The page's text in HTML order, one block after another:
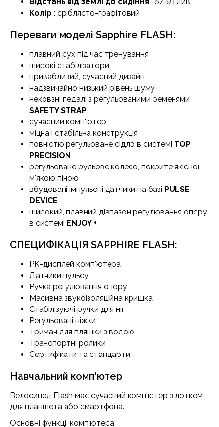
Колір : сріблясто-графітовий
Переваги моделі Sapphire FLASH:
плавний рух під час тренування
широкі стабілізатори
привабливий, сучасний дизайн
надзвичайно низький рівень шуму
нековзні педалі з регульованими ременями
SAFETY STRAP
сучасний комп'ютер
міцна і стабільна конструкція
повністю регульоване сідло в системі TOP
PRECISION
регульоване рульове колесо, покрите якісної
м'якою піною
вбудовані імпульсні датчики на базі PULSE
DEVICE
широкий, плавний діапазон регулювання опору
в системі ENJOY +
СПЕЦИФІКАЦІЯ SAPPHIRE FLASH:
РК-дисплей комп'ютера
Датчики пульсу
Ручка регулювання опору
Масивна звукоізоляційна кришка
Стабілізуючі ручки для ніг
Регульовані ніжки
Тримач для пляшки з водою
Транспортні ролики
Сертифікати та стандарти
Навчальний комп'ютер
Велосипед Flash має сучасний комп'ютер з лотком
для планшета або смартфона.
Основні функції комп'ютера: